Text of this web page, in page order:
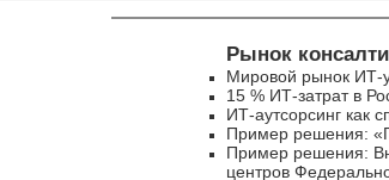
Рынок
Мировой рынок ИТ-
15 % ИТ-затратв
ИТ-аутсорсингкак
Пример решения:
Пример решения:
центров